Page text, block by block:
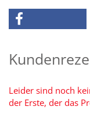
Leider sind noch
der Erste, der das